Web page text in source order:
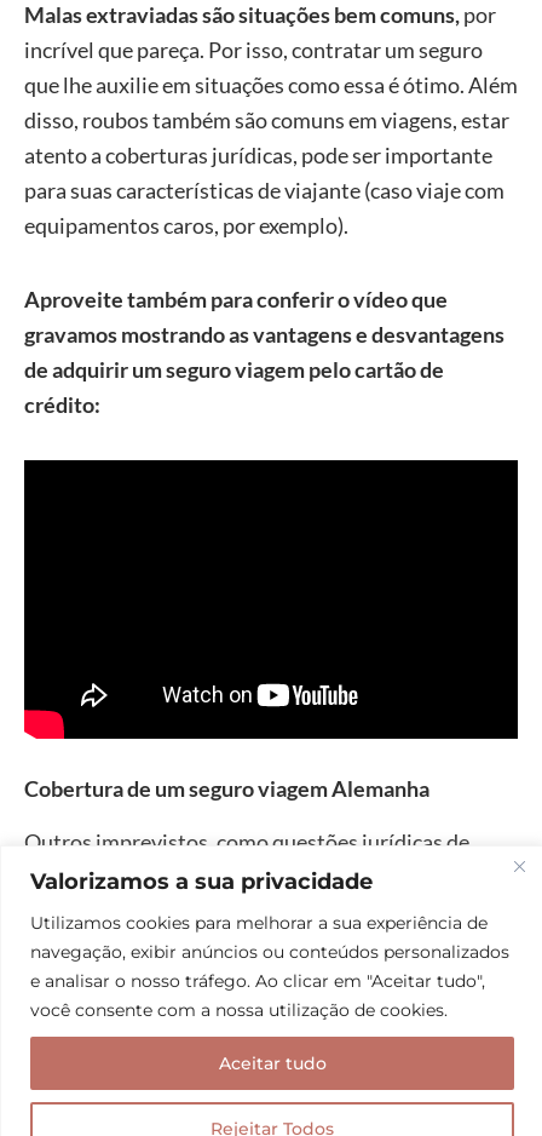
Valorizamos a sua privacidade
Utilizamos cookies para melhorar a sua experiência de
navegação, exibir anúncios ou conteúdos personalizados
e analisar o nosso tráfego. Ao clicar em "Aceitar tudo",
você consente com a nossa utilização de cookies.
Rejeitar Todos
Aceitar tudo
Malas extraviadas são situações bem comuns,por
incrível que pareça. Por isso, contratar um seguro
que lhe auxilie em situações como essa é ótimo. Além
disso, roubos também são comuns em viagens, estar
atento a coberturas jurídicas, pode ser importante
para suas características de viajante (caso viaje com
equipamentos caros, por exemplo).
Aproveite também para conferir o vídeo que
gravamos mostrando as vantagens e desvantagens
de adquirir um seguro viagem pelo cartão de
crédito:
Cobertura de um seguro viagem Alemanha
Outros imprevistos, como questões jurídicas de
acidentes de trânsito ou bagagem extraviada, são
aliviados pelo seguro viagem Alemanha . Veja abaixo
asocorrências cobertas pela maioria das
seguradoras:
Despesa médica, hospitalar ou odontológica
Cobertura farmacêutica
Repatriação em caso de morte (regresso sanitário